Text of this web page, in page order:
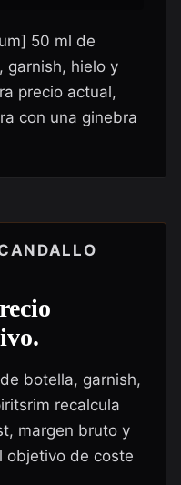
50 ml de
garnish, hielo y
precio actual,
con una ginebra
botella, garnish,
recalcula
margen bruto y
objetivo de coste